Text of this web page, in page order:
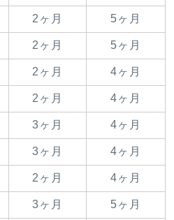
2ヶ月 5ヶ月
2ヶ月 5ヶ月
2ヶ月 4ヶ月
2ヶ月 4ヶ月
3ヶ月 4ヶ月
3ヶ月 4ヶ月
2ヶ月 4ヶ月
3ヶ月 5ヶ月